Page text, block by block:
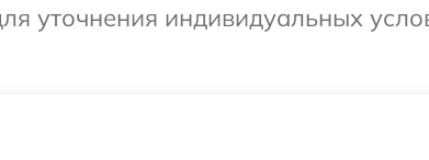
уточнения индивидуальных